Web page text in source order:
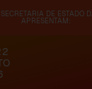
DE ESTADO
APRESENTAM: